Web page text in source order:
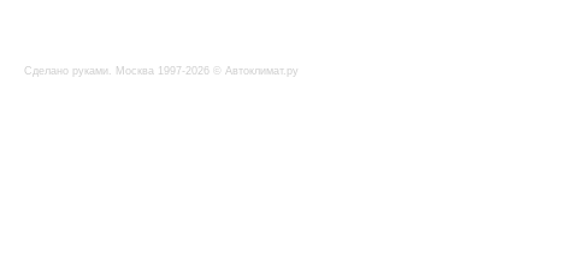
Сделано руками. Москва 1997-2026 © Автоклимат.ру